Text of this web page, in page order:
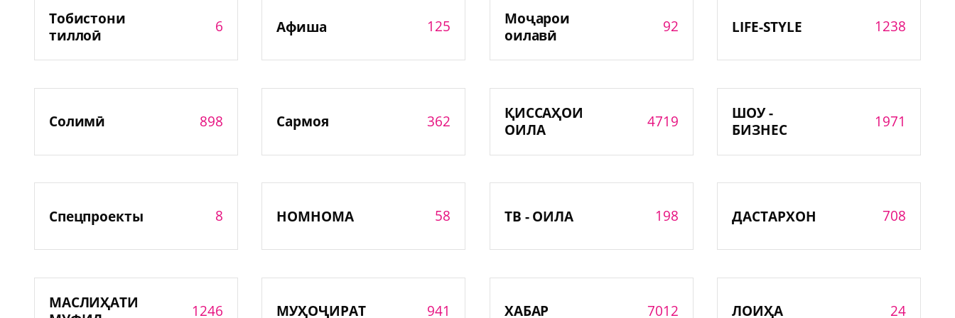
Тобистони
тиллоӣ
6 Афиша 125
Моҷарои
оилавӣ
92 LIFE-STYLE 1238
Солимӣ 898 Сармоя 362
ҚИССАҲОИ
ОИЛА
4719
ШОУ -
БИЗНЕС
1971
Спецпроекты 8 НОМНОМА 58 ТВ - ОИЛА 198 ДАСТАРХОН 708
МАСЛИҲАТИ
1246 МУҲОҶИРАТ 941 ХАБАР 7012 ЛОИҲА 24